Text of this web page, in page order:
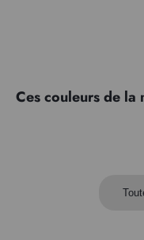
Ces couleurs de la